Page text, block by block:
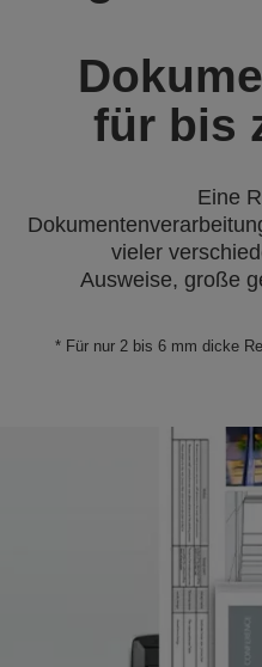
für bis
Eine
vieler
Ausweise, große
* Für nur 2 bis 6 mm dicke